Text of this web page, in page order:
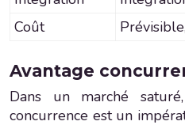
Coût
Avantage
Dans un marché
concurrence est un